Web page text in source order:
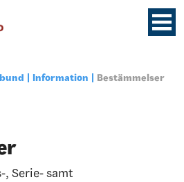
Information Bestämmelser
, Serie- samt